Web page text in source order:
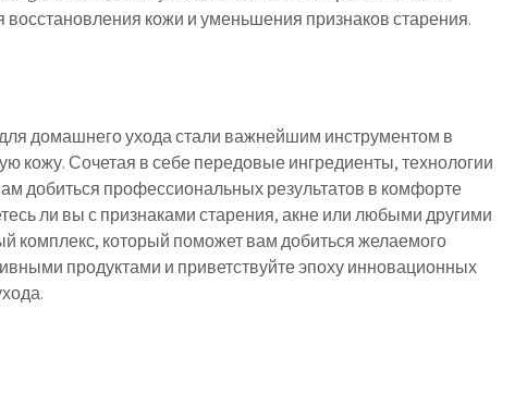
кожи и уменьшения признаков старения.
домашнего ухода стали важнейшим инструментом в
кожу. Сочетая в себе передовые ингредиенты, технологии
добиться профессиональных результатов в комфорте
ли вы с признаками старения, акне или любыми другими
комплекс, который поможет вам добиться желаемого
продуктами и приветствуйте эпоху инновационных